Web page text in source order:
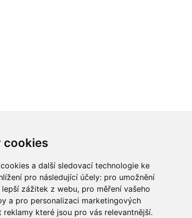
cookies
a další sledovací technologie ke
pro následující účely: pro umožnění
lepší zážitek z webu, pro měření vašeho
a pro personalizaci marketingových
které jsou pro vás relevantnější.
spolupracovat?